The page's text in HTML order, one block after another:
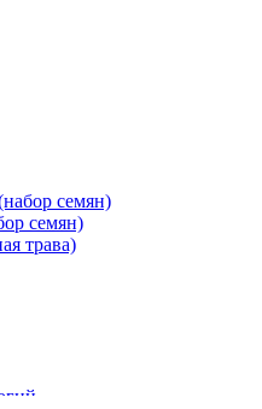
семян)
семян)
трава)